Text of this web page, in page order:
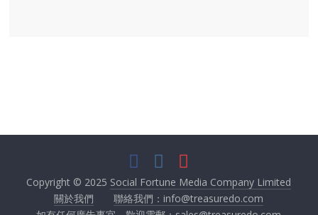
Copyright © 2025 Social Fortune Media Company Limited
關於我們
聯絡我們：info@treasuredo.com